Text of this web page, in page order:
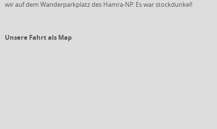
wir auf dem Wanderparkplatz des Hamra-NP. Es war stockdunkel!
Unsere Fahrt als Map